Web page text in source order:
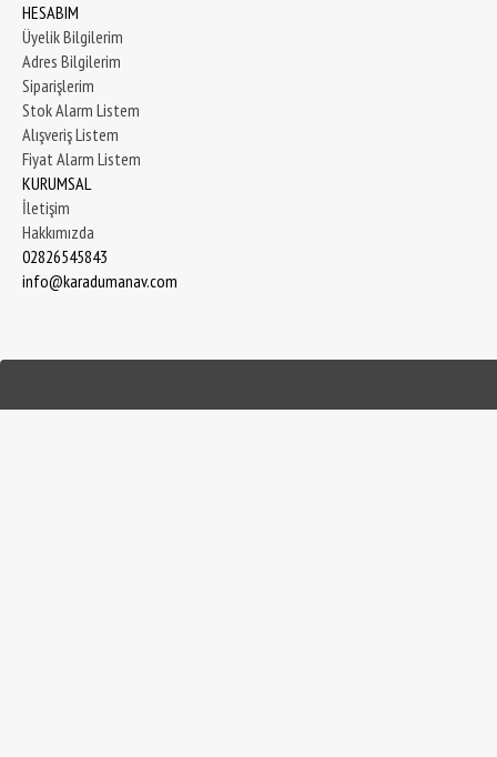
HESABIM
Üyelik Bilgilerim
Adres Bilgilerim
Siparişlerim
Stok Alarm Listem
Alışveriş Listem
Fiyat Alarm Listem
KURUMSAL
İletişim
Hakkımızda
02826545843
info@karadumanav.com